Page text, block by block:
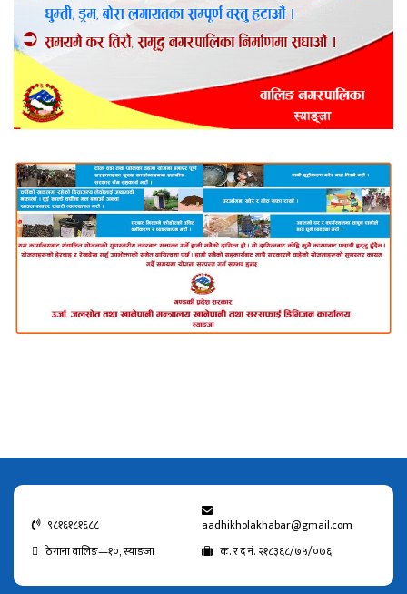
९८१६१८१६८८
aadhikholakhabar@gmail.com
ठेगाना वालिङ—१०, स्याङजा
क. र द नं. २१८३६८/७५/०७६